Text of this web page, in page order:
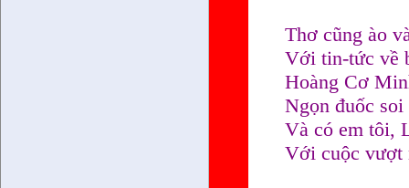
Thơ cũng ào
Với tin-tức về
Hoàng Cơ
Ngọn đuốc
Và có em tôi,
Với cuộc vượt